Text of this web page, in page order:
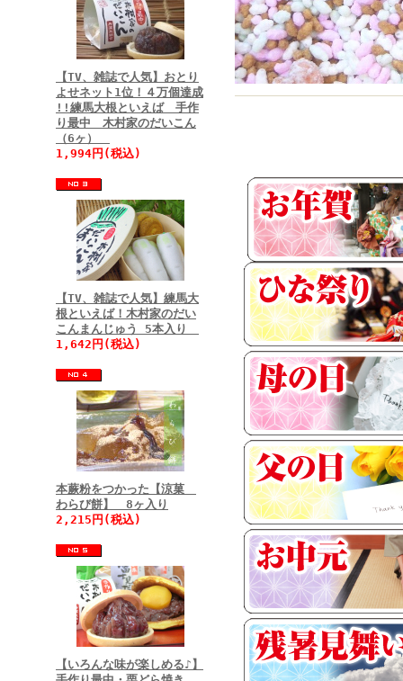
【TV、雑誌で人気】おとり
よせネット1位！４万個達成
!!練馬大根といえば 手作
り最中 木村家のだいこん
（6ヶ）
1,994円(税込)
【TV、雑誌で人気】練馬大
根といえば！木村家のだい
こんまんじゅう 5本入り
1,642円(税込)
本蕨粉をつかった【涼菓
わらび餅】 8ヶ入り
2,215円(税込)
【いろんな味が楽しめる♪】